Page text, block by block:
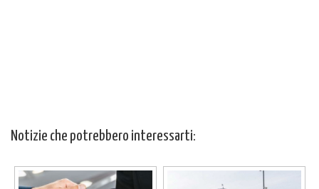
Notizie che potrebbero interessarti: